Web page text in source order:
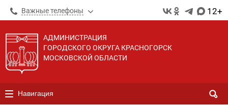
Важные телефоны 12+
АДМИНИСТРАЦИЯ
ГОРОДСКОГО ОКРУГА КРАСНОГОРСК
МОСКОВСКОЙ ОБЛАСТИ
Навигация